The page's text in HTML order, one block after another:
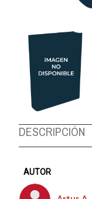
DESCRIPCIÓN
AUTOR